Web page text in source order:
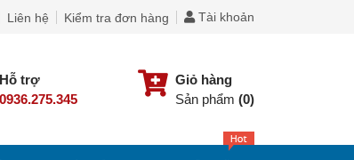
Liên hệ Kiểm tra đơn hàng Tài khoản
Hỗ trợ
0936.275.345
Giỏ hàng
Sản phẩm (0)